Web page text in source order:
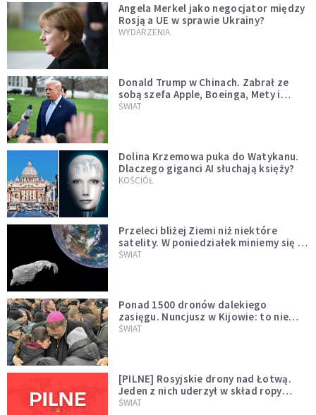
Angela Merkel jako negocjator między
Rosją a UE w sprawie Ukrainy?
WYDARZENIA
Donald Trump w Chinach. Zabrał ze
sobą szefa Apple, Boeinga, Mety i
Muska
ŚWIAT
Dolina Krzemowa puka do Watykanu.
Dlaczego giganci AI słuchają księży?
KOŚCIÓŁ
Przeleci bliżej Ziemi niż niektóre
satelity. W poniedziałek miniemy się z
asteroidą, która poprzedzi znacznie
ŚWIAT
Ponad 1500 dronów dalekiego
zasięgu. Nuncjusz w Kijowie: to nie
wygląda na wolę zakończenia wojny
ŚWIAT
[PILNE] Rosyjskie drony nad Łotwą.
Jeden z nich uderzył w skład ropy
naftowej
ŚWIAT